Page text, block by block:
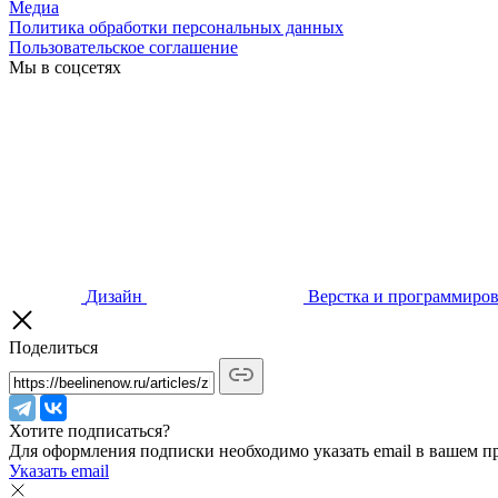
Медиа
Политика обработки персональных данных
Пользовательское соглашение
Мы в соцсетях
Дизайн Верстка и
Поделиться
Хотите подписаться?
Для оформления подписки необходимо указать email в вашем
Указать email